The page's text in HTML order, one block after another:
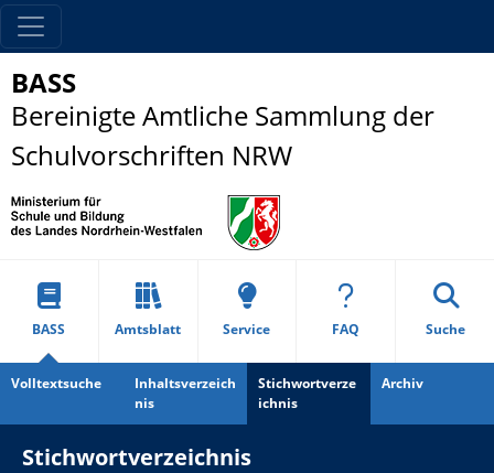
BASS
Bereinigte Amtliche Sammlung der
Schulvorschriften NRW
BASS Amtsblatt Service FAQ Suche
Volltextsuche
Inhaltsverzeich
nis
Stichwortverze
ichnis
Archiv
Stichwortverzeichnis